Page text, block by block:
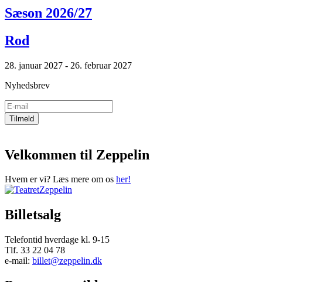
Sæson 2026/27
Rod
28. januar 2027 - 26. februar 2027
Nyhedsbrev
Velkommen til Zeppelin
Hvem er vi? Læs mere om os her!
Billetsalg
Telefontid hverdage kl. 9-15
Tlf. 33 22 04 78
e-mail: billet@zeppelin.dk